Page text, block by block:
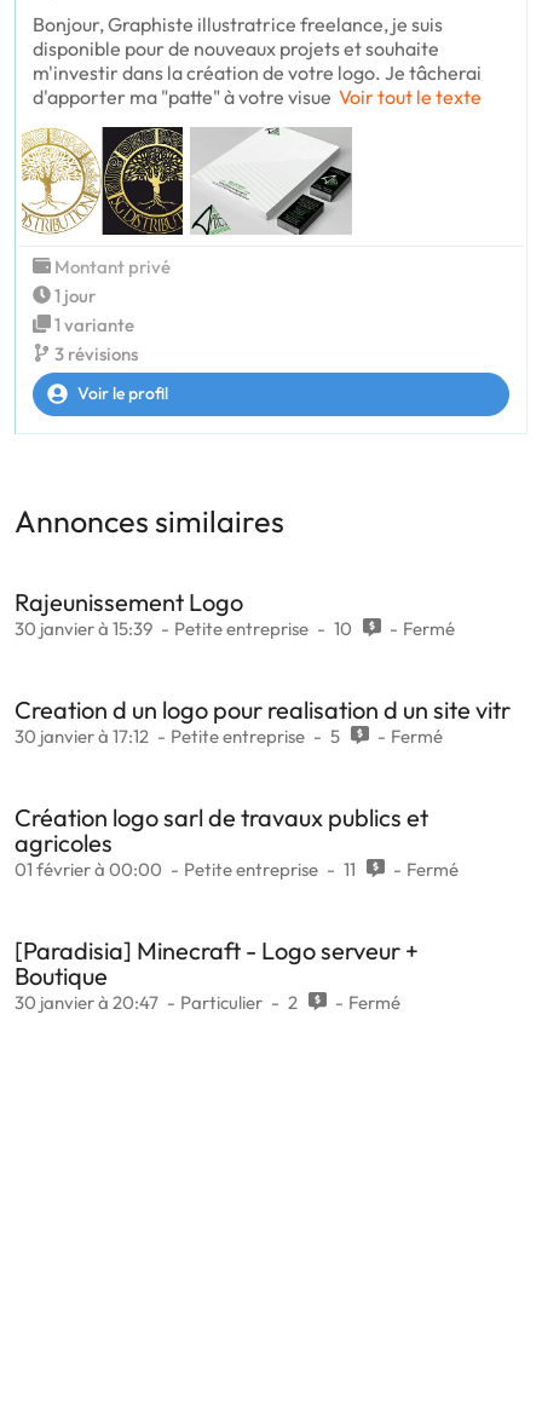
Bonjour, Graphiste illustratrice freelance, je suis
disponible pour de nouveaux projets et souhaite
m'investir dans la création de votre logo. Je tâcherai
d'apporter ma "patte" à votre visue Voir tout le texte
Montant privé
1 jour
1 variante
3 révisions
Voir le profil
Annonces similaires
Rajeunissement Logo
30 janvier à 15:39 Petite entreprise 10 Fermé
Creation d un logo pour realisation d un site vitr
30 janvier à 17:12 Petite entreprise 5 Fermé
Création logo sarl de travaux publics et
agricoles
01 février à 00:00 Petite entreprise 11 Fermé
[Paradisia] Minecraft - Logo serveur +
Boutique
30 janvier à 20:47 Particulier 2 Fermé